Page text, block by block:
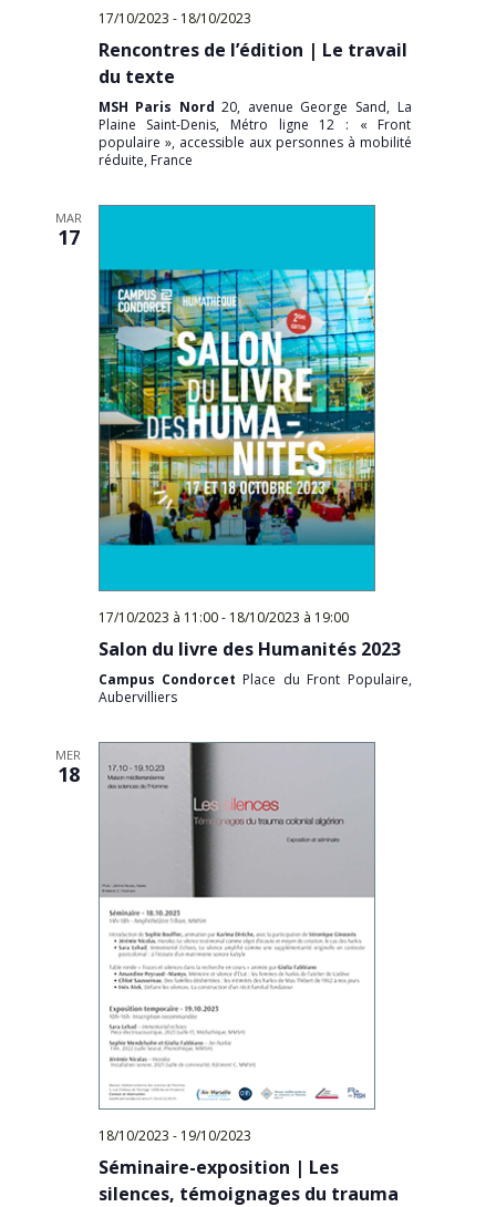
17/10/2023 - 18/10/2023
Rencontres de l’édition | Le travail
du texte
MSH Paris Nord20, avenue George Sand, La
Plaine Saint-Denis, Métro ligne 12 : « Front
populaire », accessible aux personnes à mobilité
réduite, France
MAR
17
17/10/2023 à 11:00- 18/10/2023 à 19:00
Salon du livre des Humanités 2023
Campus Condorcet Place du Front Populaire,
Aubervilliers
MER
18
18/10/2023 - 19/10/2023
Séminaire-exposition | Les
silences, témoignages du trauma